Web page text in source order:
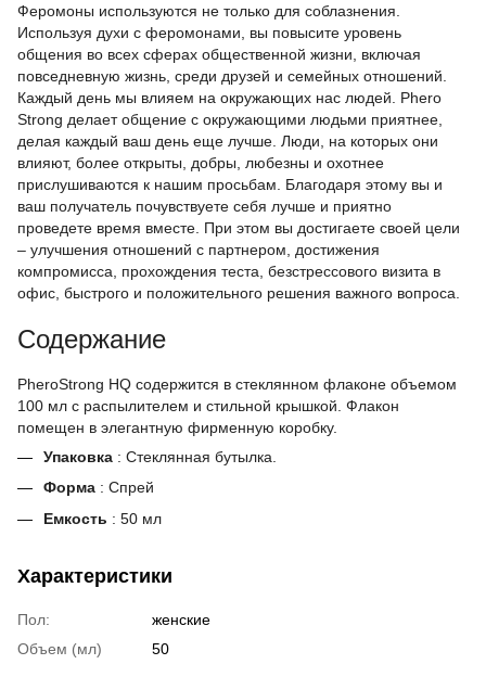
Феромоны используются не только для соблазнения.
Используя духи с феромонами, вы повысите уровень
общения во всех сферах общественной жизни, включая
повседневную жизнь, среди друзей и семейных отношений.
Каждый день мы влияем на окружающих нас людей. Phero
Strong делает общение с окружающими людьми приятнее,
делая каждый ваш день еще лучше. Люди, на которых они
влияют, более открыты, добры, любезны и охотнее
прислушиваются к нашим просьбам. Благодаря этому вы и
ваш получатель почувствуете себя лучше и приятно
проведете время вместе. При этом вы достигаете своей цели
– улучшения отношений с партнером, достижения
компромисса, прохождения теста, безстрессового визита в
офис, быстрого и положительного решения важного вопроса.
Содержание
PheroStrong HQ содержится в стеклянном флаконе объемом
100 мл с распылителем и стильной крышкой. Флакон
помещен в элегантную фирменную коробку.
Упаковка : Стеклянная бутылка.
Форма : Спрей
Емкость : 50 мл
Характеристики
Пол:
женские
Объем (мл)
50